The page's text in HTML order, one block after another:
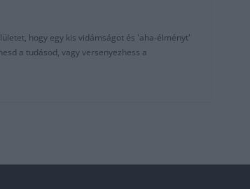
hogy egy kis vidámságot és 'aha-élményt'
a tudásod, vagy versenyezhess a